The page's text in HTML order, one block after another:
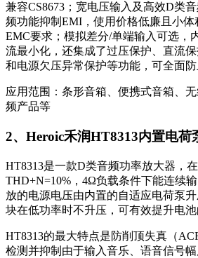
兼容CS8673；宽电压输入及高效D类
频功能抑制EMI，使用价格低廉且小体
EMC要求；模拟差分/单端输入可选，
流最小化，还集成了过压保护、直流
和电源欠压异常保护等功能，可全面防
应用范围：条形音箱、便携式音箱、
频产品等
2、Heroic禾润HT8313内置电荷
HT8313是一款D类音频功率放大器，在
THD+N=10%，4Ω负载条件下能连续
放的电源电压由内置的自适应电荷泵
块在低功率时不升压，可有效提升电池
HT8313的最大特点是防削顶失真（
检测并抑制由于输入音乐、语音信号